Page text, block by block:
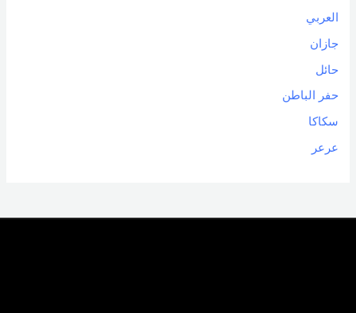
العربي
جازان
حائل
حفر الباطن
سكاكا
عرعر